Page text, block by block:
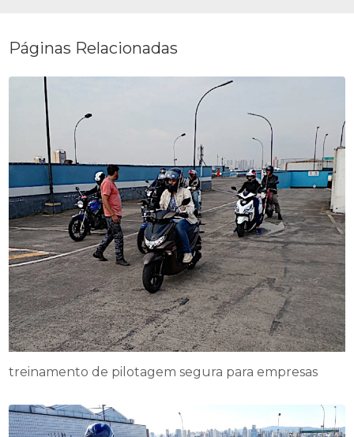
Páginas Relacionadas
treinamento de pilotagem segura para empresas